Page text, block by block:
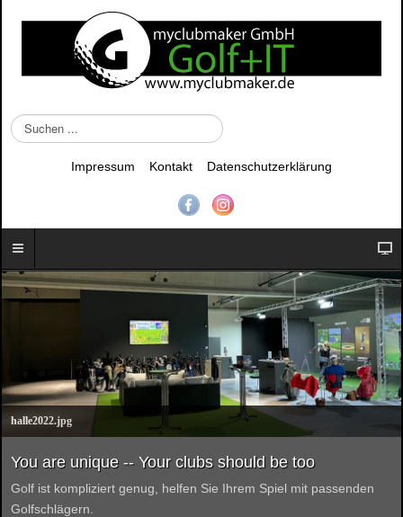
S
u
.
.
.
Impressum Kontakt Datenschutzerklärung
halle2022.jpg
You are unique -- Your clubs should be too
Golf ist kompliziert genug, helfen Sie Ihrem Spiel mit passenden
Golfschlägern.